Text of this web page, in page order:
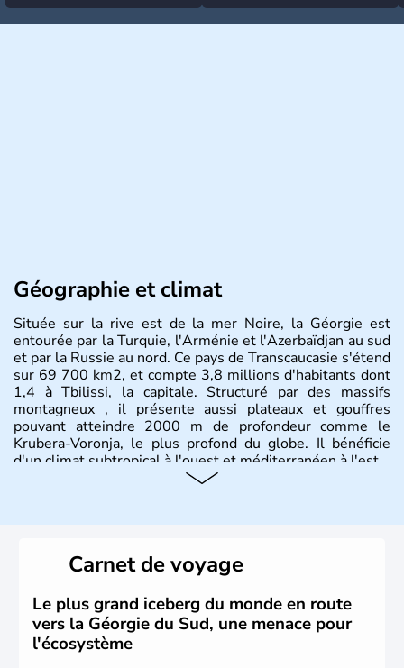
Géographie et climat
Située sur la rive est de la mer Noire, la Géorgie est
entourée par la Turquie, l'Arménie et l'Azerbaïdjan au sud
et par la Russie au nord. Ce pays de Transcaucasie s'étend
sur 69 700 km2, et compte 3,8 millions d'habitants dont
1,4 à Tbilissi, la capitale. Structuré par des massifs
montagneux , il présente aussi plateaux et gouffres
pouvant atteindre 2000 m de profondeur comme le
Krubera-Voronja, le plus profond du globe. Il bénéficie
d'un climat subtropical à l'ouest et méditerranéen à l'est.
Carnet de voyage
Le plus grand iceberg du monde en route
vers la Géorgie du Sud, une menace pour
l'écosystème